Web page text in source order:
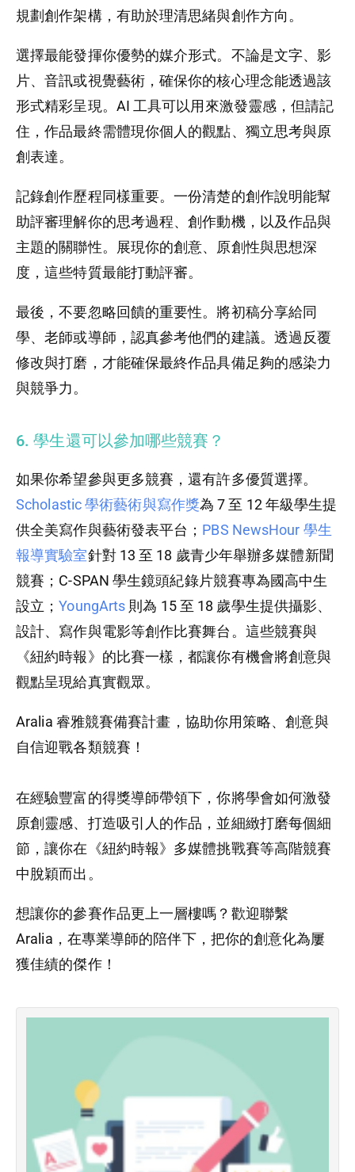
規劃創作架構，有助於理清思緒與創作方向。
選擇最能發揮你優勢的媒介形式。不論是文字、影
片、音訊或視覺藝術，確保你的核心理念能透過該
形式精彩呈現。AI 工具可以用來激發靈感，但請記
住，作品最終需體現你個人的觀點、獨立思考與原
創表達。
記錄創作歷程同樣重要。一份清楚的創作說明能幫
助評審理解你的思考過程、創作動機，以及作品與
主題的關聯性。展現你的創意、原創性與思想深
度，這些特質最能打動評審。
最後，不要忽略回饋的重要性。將初稿分享給同
學、老師或導師，認真參考他們的建議。透過反覆
修改與打磨，才能確保最終作品具備足夠的感染力
與競爭力。
6. 學生還可以參加哪些競賽？
如果你希望參與更多競賽，還有許多優質選擇。
Scholastic 學術藝術與寫作獎為 7 至 12 年級學生提
供全美寫作與藝術發表平台； PBS NewsHour 學生
報導實驗室針對 13 至 18 歲青少年舉辦多媒體新聞
競賽；C-SPAN 學生鏡頭紀錄片競賽專為國高中生
設立；YoungArts 則為 15 至 18 歲學生提供攝影、
設計、寫作與電影等創作比賽舞台。這些競賽與
《紐約時報》的比賽一樣，都讓你有機會將創意與
觀點呈現給真實觀眾。
Aralia 睿雅競賽備賽計畫，協助你用策略、創意與
自信迎戰各類競賽！
在經驗豐富的得獎導師帶領下，你將學會如何激發
原創靈感、打造吸引人的作品，並細緻打磨每個細
節，讓你在《紐約時報》多媒體挑戰賽等高階競賽
中脫穎而出。
想讓你的參賽作品更上一層樓嗎？歡迎聯繫
Aralia，在專業導師的陪伴下，把你的創意化為屢
獲佳績的傑作！